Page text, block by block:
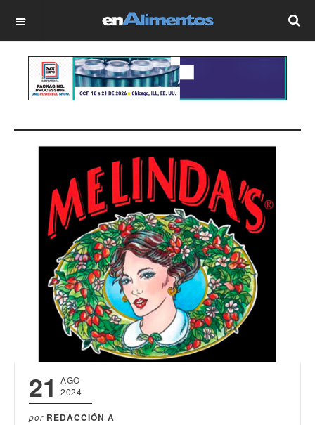
OFF CANVAS
21
AGO
2024
por REDACCIÓN A